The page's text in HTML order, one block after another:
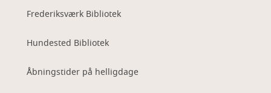
Frederiksværk Bibliotek
Hundested Bibliotek
Åbningstider på helligdage